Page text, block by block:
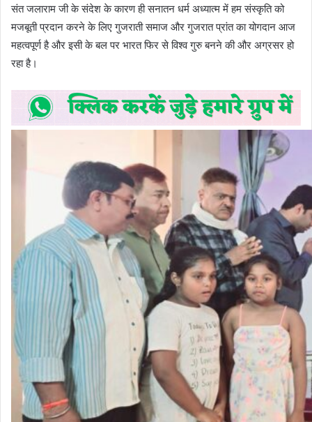
संत जलाराम जी के संदेश के कारण ही सनातन धर्म अध्यात्म में हम संस्कृति को
मजबूती प्रदान करने के लिए गुजराती समाज और गुजरात प्रांत का योगदान आज
महत्वपूर्ण है और इसी के बल पर भारत फिर से विश्व गुरु बनने की और अग्रसर हो
रहा है।